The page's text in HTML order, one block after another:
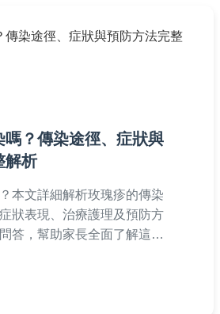
嗎？傳染途徑、症狀與
解析
本文詳細解析玫瑰疹的傳染
狀表現、治療護理及預防方
答，幫助家長全面了解這常
，適合有嬰幼兒的家庭參